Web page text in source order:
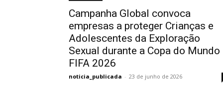
Campanha Global convoca
empresas a proteger Crianças e
Adolescentes da Exploração
Sexual durante a Copa do Mundo
FIFA 2026
noticia_publicada - 23 de junho de 2026